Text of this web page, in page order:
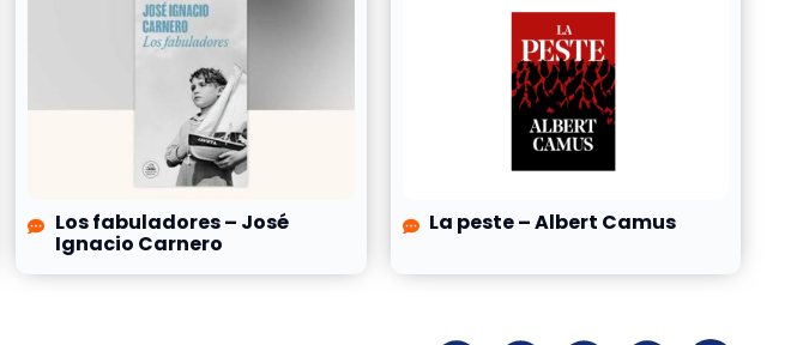
Los fabuladores – José
Ignacio Carnero
La peste – Albert Camus